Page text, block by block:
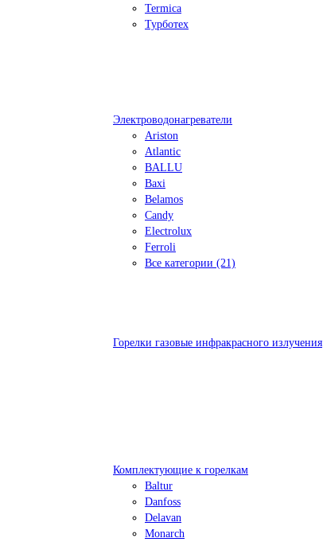
Termica
Турботех
Электроводонагреватели
Ariston
Atlantic
BALLU
Baxi
Belamos
Candy
Electrolux
Ferroli
Все категории (21)
Горелки газовые инфракрасного излучения
Комплектующие к горелкам
Baltur
Danfoss
Delavan
Monarch